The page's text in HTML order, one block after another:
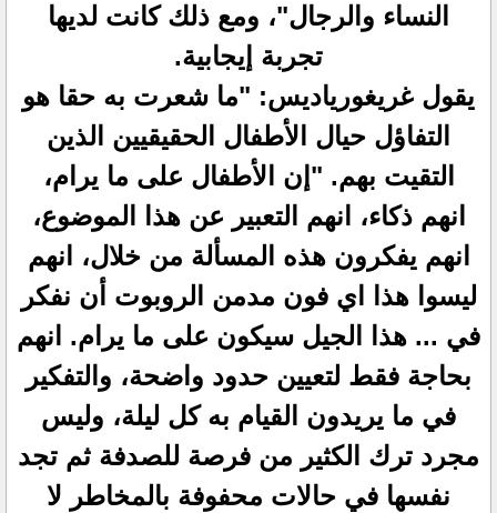
النساء والرجال"، ومع ذلك كانت لديها
تجربة إيجابية.
يقول غريغورياديس: "ما شعرت به حقا هو
التفاؤل حيال الأطفال الحقيقيين الذين
التقيت بهم. "إن الأطفال على ما يرام،
انهم ذكاء، انهم التعبير عن هذا الموضوع،
انهم يفكرون هذه المسألة من خلال، انهم
ليسوا هذا اي فون مدمن الروبوت أن نفكر
في ... هذا الجيل سيكون على ما يرام. انهم
بحاجة فقط لتعيين حدود واضحة، والتفكير
في ما يريدون القيام به كل ليلة، وليس
مجرد ترك الكثير من فرصة للصدفة ثم تجد
نفسها في حالات محفوفة بالمخاطر لا